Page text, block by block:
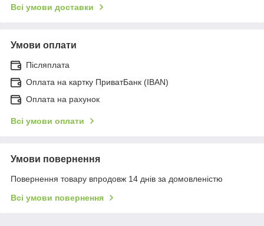
Всі умови доставки
Умови оплати
Післяплата
Оплата на картку ПриватБанк (IBAN)
Оплата на рахунок
Всі умови оплати
Умови повернення
Повернення товару впродовж 14 днів за домовленістю
Всі умови повернення